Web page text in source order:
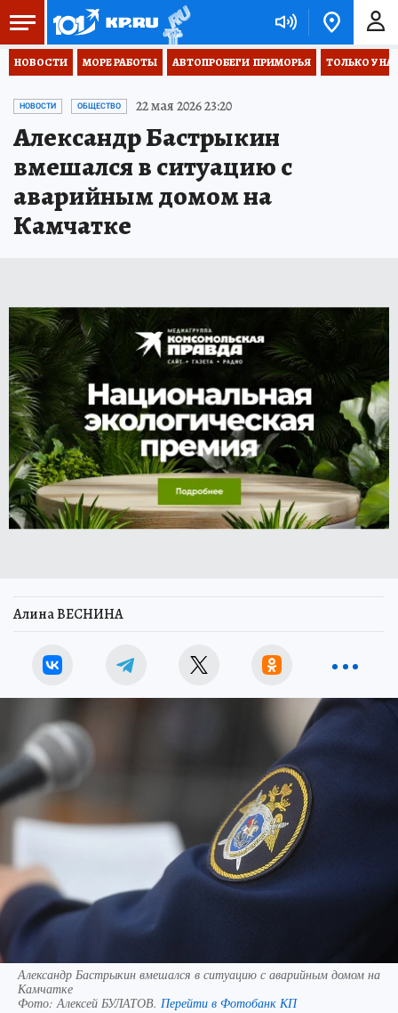
НОВОСТИ МОРЕ РАБОТЫ АВТОПРОБЕГИ  ПРИМОРЬЯ ТОЛЬКО У
НОВОСТИ ОБЩЕСТВО 22 мая 2026 23:20
Александр Бастрыкин
вмешался в ситуацию с
аварийным домом на
Камчатке
Алина ВЕСНИНА
Александр Бастрыкин вмешался в ситуацию с аварийным домом на
Камчатке
Фото:Алексей БУЛАТОВ. Перейти в Фотобанк КП